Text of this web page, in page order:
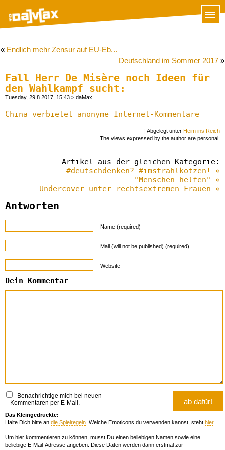
« Endlich mehr Zensur auf EU-Eb...
Deutschland im Sommer 2017 »
Fall Herr De Misère noch Ideen für
den Wahlkampf sucht:
Tuesday, 29.8.2017, 15:43 > daMax
China verbietet anonyme Internet-Kommentare
| Abgelegt unter Heim ins Reich
The views expressed by the author are personal.
Artikel aus der gleichen Kategorie:
#deutschdenken? #imstrahlkotzen! «
"Menschen helfen" «
Undercover unter rechtsextremen Frauen «
Antworten
Name (required)
Mail (will not be published) (required)
Website
Dein Kommentar
Benachrichtige mich bei neuen
Kommentaren per E-Mail.
Das Kleingedruckte:
Halte Dich bitte an die Spielregeln . Welche Emoticons du verwenden kannst, steht hier.
Um hier kommentieren zu können, musst Du einen beliebigen Namen sowie eine
beliebige E-Mail-Adresse angeben. Diese Daten werden dann erstmal zur